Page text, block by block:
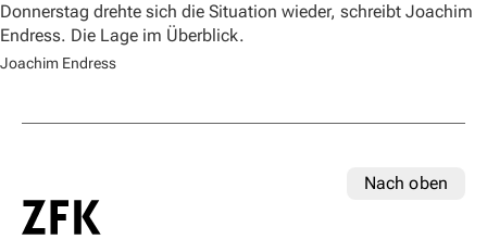
Donnerstag drehte sich die Situation wieder, schreibt Joachim
Endress. Die Lage im Überblick.
Joachim Endress
Nach oben